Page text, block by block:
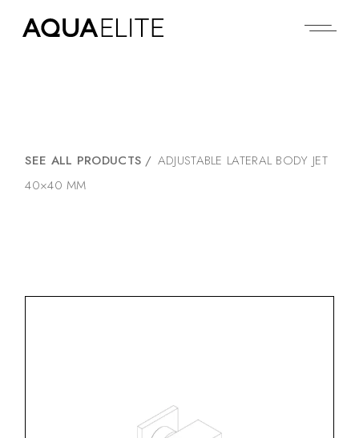
SEE ALL PRODUCTS / ADJUSTABLE LATERAL BODY JET
40×40 MM